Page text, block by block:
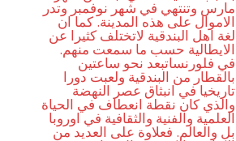
مارس وتنتهي في شهر نوفمبر وتدر
الاموال على هذه المدينة. كما ان
لغة اهل البندقية لاتختلف كثيرا عن
الايطالية حسب ما سمعت منهم.
في فلورنساتبعد نحو ساعتين
بالقطار من البندقية ولعبت دورا
تاريخيا في انبثاق عصر النهضة
والذي كان نقطة انعطاف في الحياة
العلمية والفنية والثقافية في اوروبا
بل والعالم. فعلاوة على العديد من